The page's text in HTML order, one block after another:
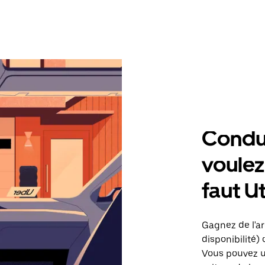
faut
Gagnez de
disponibilité)
Vous pouvez